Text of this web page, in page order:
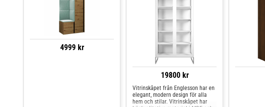
4999 kr
19800 kr
Vitrinskåpet från Englesson har en
elegant, modern design för alla
hem och stilar. Vitrinskåpet har